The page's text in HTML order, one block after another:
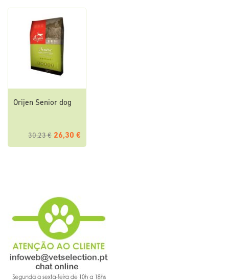
Orijen Senior dog
30,23 € 26,30 €